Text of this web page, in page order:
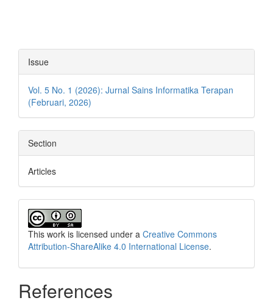
Article
Details
Issue
Vol. 5 No. 1 (2026): Jurnal Sains Informatika Terapan
(Februari, 2026)
Section
Articles
This work is licensed under a Creative Commons
Attribution-ShareAlike 4.0 International License.
References